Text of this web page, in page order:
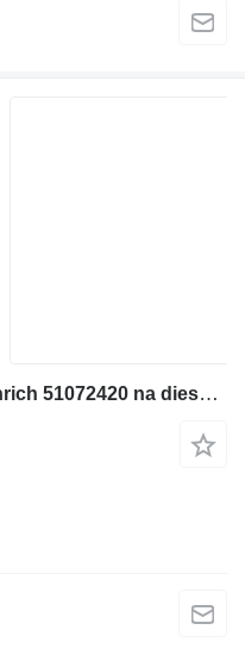
Hydraulický joystick Jungheinrich 51072420 na dieselového vysokozdvižného vozíka